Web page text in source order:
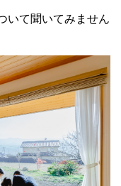
いて聞いてみません